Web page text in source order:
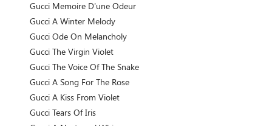
Gucci Memoire D'une Odeur
Gucci A Winter Melody
Gucci Ode On Melancholy
Gucci The Virgin Violet
Gucci The Voice Of The Snake
Gucci A Song For The Rose
Gucci A Kiss From Violet
Gucci Tears Of Iris